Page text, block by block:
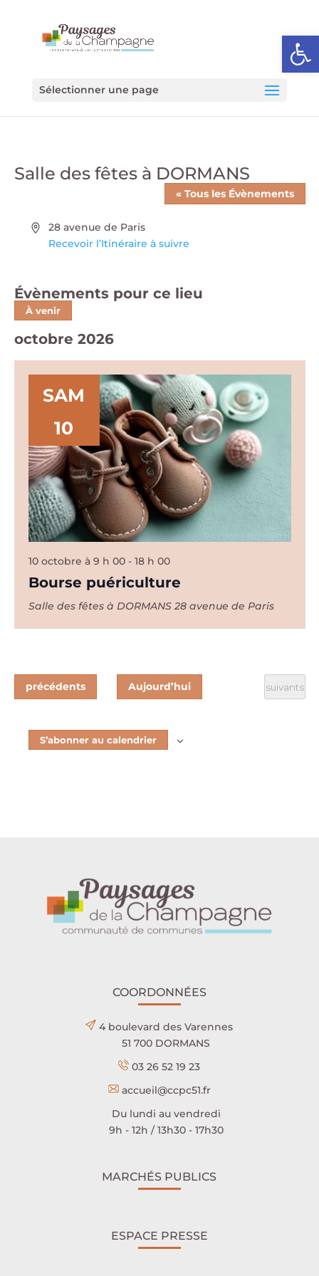
Ouvrir
Sélectionner une page
Salle des fêtes à DORMANS
« Tous les Évènements
Adresse
28 avenue de Paris
Recevoir l’Itinéraire à suivre
Évènements pour ce lieu
À venir
une
date.
octobre 2026
SAM
10
Bourse puériculture
10 octobre à 9 h 00- 18 h 00
Salle des fêtes à DORMANS 28 avenue de Paris
Évènements
précédents Aujourd’hui suivants
S’abonner au calendrier
COORDONNÉES
4 boulevard des Varennes
51 700 DORMANS
03 26 52 19 23
accueil@ccpc51.fr
Du lundi au vendredi
9h - 12h / 13h30 - 17h30
MARCHÉS PUBLICS
ESPACE PRESSE